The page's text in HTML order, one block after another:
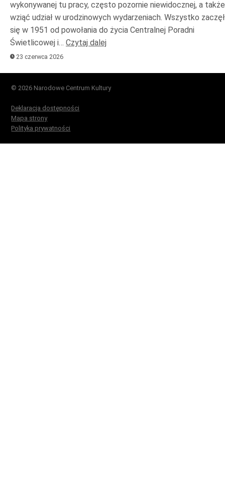
wykonywanej tu pracy, często pozornie niewidocznej, a także
wziąć udział w urodzinowych wydarzeniach. Wszystko
się w 1951 od powołania do życia Centralnej Poradni
Świetlicowej i… Czytaj dalej
23 czerwca 2026
© 2026 Narodowe Centrum Kultury
Deklaracja dostępności
Mapa strony
Polityka prywatności